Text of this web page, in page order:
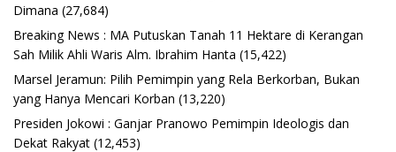
Dimana (27,684)
Breaking News : MA Putuskan Tanah 11 Hektare di Kerangan
Sah Milik Ahli Waris Alm. Ibrahim Hanta (15,422)
Marsel Jeramun: Pilih Pemimpin yang Rela Berkorban, Bukan
yang Hanya Mencari Korban (13,220)
Presiden Jokowi : Ganjar Pranowo Pemimpin Ideologis dan
Dekat Rakyat (12,453)